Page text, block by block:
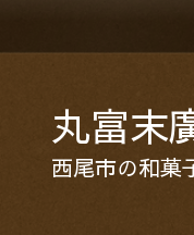
丸富末
西尾市の和